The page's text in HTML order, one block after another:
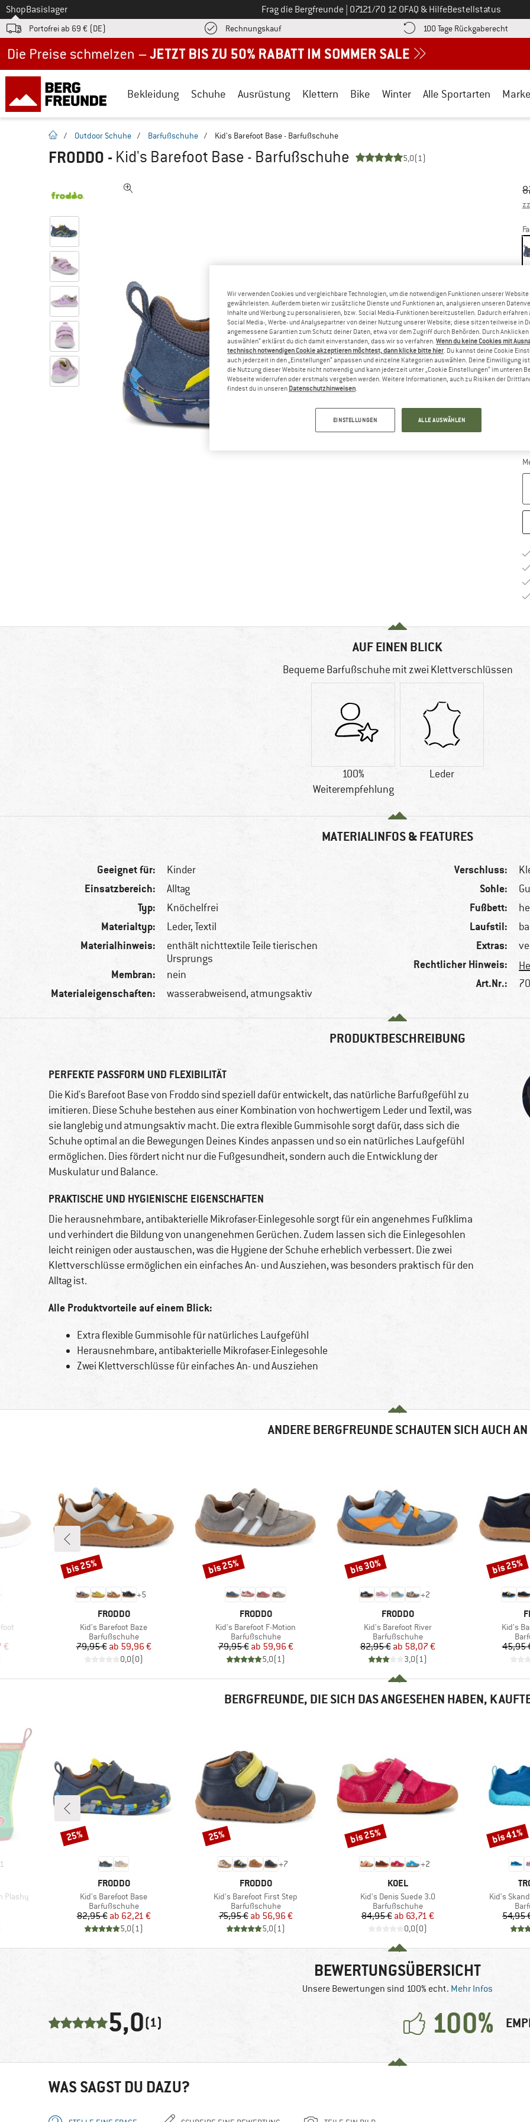
Zum
ShopBasislager Frag die Bergfreunde Ruf uns an unter
07121/70 12 0FAQ & HilfeBestellstatus
Portofrei ab 69 € (DE) RechnungskaufFinde die Zahlungs-Infos hier! Öffnet sich in einer Infobox
100 Tage Rückgaberecht
Bekleidung Schuhe Ausrüstung Klettern Bike Winter Alle Sportarten
Startseite
/ Outdoor Schuhe / Barfußschuhe / Kid's Barefoot Base - Barfußschuhe
FRODDO - Kid's Barefoot Base - Barfußschuhe 5,0(1)
AUF EINEN BLICK
Bequeme Barfußschuhe mit zwei Klettverschlüssen
100%
Weiterempfehlung
Leder
MATERIALINFOS & FEATURES
Geeignet für: Kinder
Einsatzbereich: Alltag
Typ: Knöchelfrei
Materialtyp: Leder, Textil
Materialhinweis:
enthält nichttextile Teile tierischen
Ursprungs
Membran: nein
Materialeigenschaften: wasserabweisend, atmungsaktiv
Verschluss:
Sohle:
Fußbett:
Laufstil:
Extras:
Rechtlicher Hinweis:
Art.Nr.:
PRODUKTBESCHREIBUNG
PERFEKTE PASSFORM UND FLEXIBILITÄT
Die Kid's Barefoot Base von Froddo sind speziell dafür entwickelt, das natürliche Barfußgefühl zu
imitieren. Diese Schuhe bestehen aus einer Kombination von hochwertigem Leder und Textil, was
sie langlebig und atmungsaktiv macht. Die extra flexible Gummisohle sorgt dafür, dass sich die
Schuhe optimal an die Bewegungen Deines Kindes anpassen und so ein natürliches Laufgefühl
ermöglichen. Dies fördert nicht nur die Fußgesundheit, sondern auch die Entwicklung der
Muskulatur und Balance.
PRAKTISCHE UND HYGIENISCHE EIGENSCHAFTEN
Die herausnehmbare, antibakterielle Mikrofaser-Einlegesohle sorgt für ein angenehmes Fußklima
und verhindert die Bildung von unangenehmen Gerüchen. Zudem lassen sich die Einlegesohlen
leicht reinigen oder austauschen, was die Hygiene der Schuhe erheblich verbessert. Die zwei
Klettverschlüsse ermöglichen ein einfaches An- und Ausziehen, was besonders praktisch für den
Alltag ist.
Alle Produktvorteile auf einem Blick:
Extra flexible Gummisohle für natürliches Laufgefühl
Herausnehmbare, antibakterielle Mikrofaser-Einlegesohle
Zwei Klettverschlüsse für einfaches An- und Ausziehen
ANDERE BERGFREUNDE SCHAUTEN SICH AUCH AN
Preis
€
+5
MARKE
FRODDO
Artikel
Kid's Barefoot Baze
Produktgruppe
Barfußschuhe
Preis
79,95 € reduzierter Preis
ab 59,96 €
0,0(0)
Rabatt
bis 25%
MARKE
FRODDO
Artikel
Kid's Barefoot F-Motion
Produktgruppe
Barfußschuhe
Preis
79,95 € reduzierter Preis
ab 59,96 €
5,0( 1)
Rabatt
bis 25%
+2
MARKE
FRODDO
Artikel
Kid's Barefoot River
Produktgruppe
Barfußschuhe
Preis
82,95 € reduzierter Preis
ab 58,07 €
3,0( 1)
Rabatt
bis 30%
Artikel
Kid's
45,95
Rabatt
bis 25%
BERGFREUNDE, DIE SICH DAS ANGESEHEN HABEN,
1
Plashy
MARKE
FRODDO
Artikel
Kid's Barefoot Base
Produktgruppe
Barfußschuhe
Preis
82,95 € reduzierter Preis
ab 62,21 €
5,0( 1)
Rabatt
25%
+7
MARKE
FRODDO
Artikel
Kid's Barefoot First Step
Produktgruppe
Barfußschuhe
Preis
75,95 € reduzierter Preis
ab 56,96 €
5,0( 1)
Rabatt
25%
+2
MARKE
KOEL
Artikel
Kid's Denis Suede 3.0
Produktgruppe
Barfußschuhe
Preis
84,95 € reduzierter Preis
ab 63,71 €
0,0(0)
Rabatt
bis 25%
Artikel
Kid's
54,95
Rabatt
bis 41%
BEWERTUNGSÜBERSICHT
Unsere Bewertungen sind 100% echt. Mehr Infos
5,0(1) 100%
WAS SAGST DU DAZU?
Wir verwenden Cookies und vergleichbare Technologien, um die notwendigen Funktionen unserer Website
gewährleisten. Außerdem bieten wir zusätzliche Dienste und Funktionen an, analysieren unseren
Inhalte und Werbung zu personalisieren, bzw. Social Media-Funktionen bereitzustellen. Dadurch erfahren
Social Media-, Werbe- und Analysepartner von deiner Nutzung unserer Website; diese sitzen teilweise in
angemessene Garantien zum Schutz deiner Daten, etwa vor dem Zugriff durch Behörden. Durch Anklicken
auswählen“ erklärst du dich damit einverstanden, dass wir so verfahren. Wenn du keine Cookies mit
technisch notwendigen Cookie akzeptieren möchtest, dann klicke bitte hier. Du kannst deine Cookie
auch jederzeit in den „Einstellungen“ anpassen und einzelne Kategorien auswählen. Deine Einwilligung
die Nutzung dieser Website nicht notwendig und kann jederzeit unter „Cookie Einstellungen“ im unteren
Webseite widerrufen oder erstmals vergeben werden. Weitere Informationen, auch zu Risiken der
findest du in unseren Datenschutzhinweisen.
EINSTELLUNGEN ALLE AUSWÄHLEN